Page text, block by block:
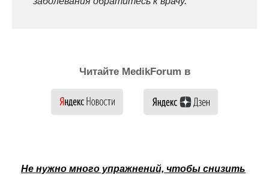
Читайте MedikForum в
Не нужно много упражнений, чтобы снизить